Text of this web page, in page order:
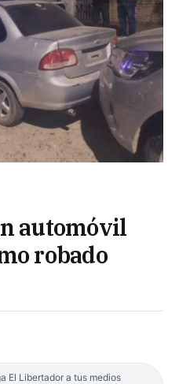
automóvil
robado
El Libertador a tus medios